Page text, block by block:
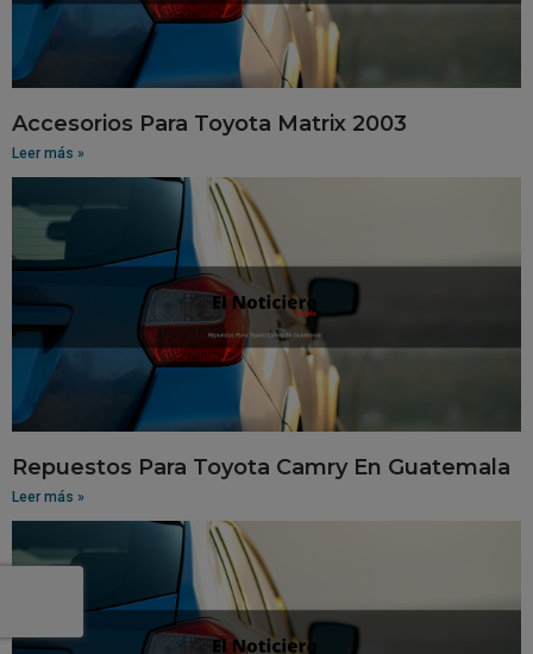
Accesorios Para Toyota Matrix 2003
Leer más »
Repuestos Para Toyota Camry En Guatemala
Leer más »